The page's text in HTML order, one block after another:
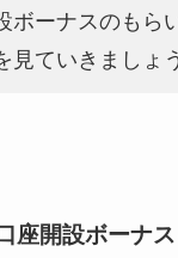
ボーナスのもら
見ていきましょ
座開設ボーナ